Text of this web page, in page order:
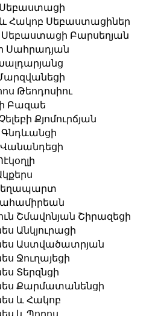
Հակոբ Սեբաստացիներ
Սեբաստացի Բարսեղյան
Սահրադյան
Թեոդոսիու
Բազաե
Քյոմուրճյան
Շմավոնյան Շիրազեցի
Անկյուրացի
Աստվածատրյան
Ջուղայեցի
Տերզնցի
Քարմատանենցի
և Հակոբ